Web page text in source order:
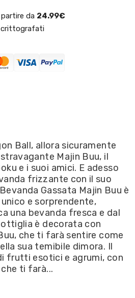
da 24.99€
crittografati
Ball, allora sicuramente
Majin Buu, il
e i suoi amici. E adesso
frizzante con il suo
Gassata Majin Buu è
e sorprendente,
una bevanda fresca e dal
è decorata con
che ti farà sentire come
sua temibile dimora. Il
frutti esotici e agrumi, con
ti farà...